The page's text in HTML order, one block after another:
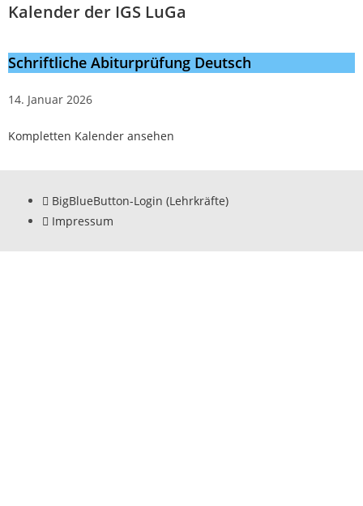
Kalender der IGS LuGa
Schriftliche Abiturprüfung Deutsch
14. Januar 2026
Kompletten Kalender ansehen
BigBlueButton-Login (Lehrkräfte)
Impressum